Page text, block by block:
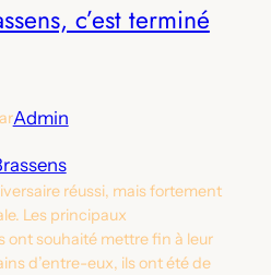
c’est terminé
Admin
réussi, mais fortement
Les principaux
ont souhaité mettre fin à leur
d’entre-eux, ils ont été de